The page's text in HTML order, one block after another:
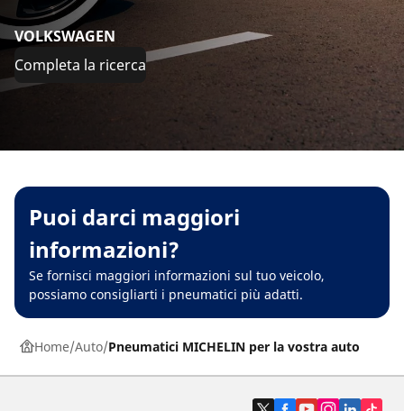
VOLKSWAGEN
Completa la ricerca
Puoi darci maggiori
informazioni?
Se fornisci maggiori informazioni sul tuo veicolo,
possiamo consigliarti i pneumatici più adatti.
Home Auto Pneumatici MICHELIN per la vostra auto